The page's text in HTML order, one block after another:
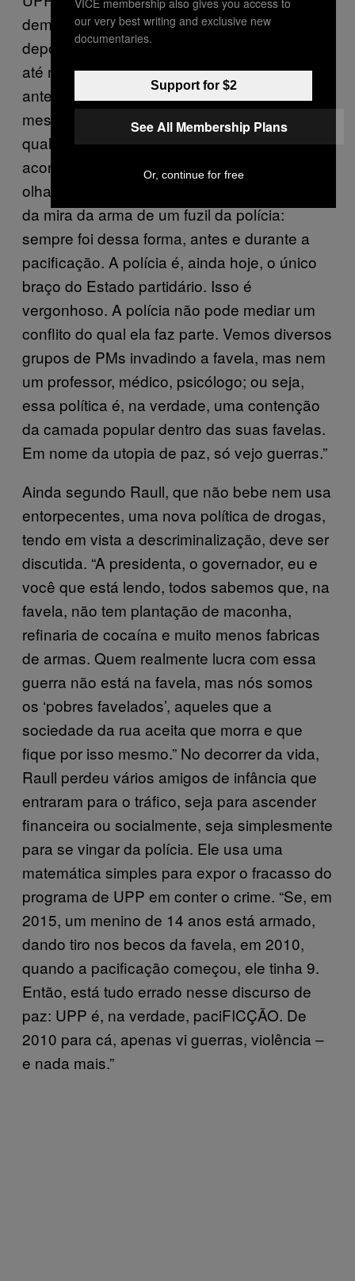
demandas dos moradores. “Cinco anos
depois, ainda vivemos violência e confrontos
até mais intensos e desregulares do que
antes, pois são duas forças ocupando o
mesmo espaço; e, quando se encontram, a
qualquer hora do dia, intensos tiroteios
acontecem. Os governos partidários sempre
olharam para o Complexo do Alemão através
da mira da arma de um fuzil da polícia:
sempre foi dessa forma, antes e durante a
pacificação. A polícia é, ainda hoje, o único
braço do Estado partidário. Isso é
vergonhoso. A polícia não pode mediar um
conflito do qual ela faz parte. Vemos diversos
grupos de PMs invadindo a favela, mas nem
um professor, médico, psicólogo; ou seja,
essa política é, na verdade, uma contenção
da camada popular dentro das suas favelas.
Em nome da utopia de paz, só vejo guerras.”
Ainda segundo Raull, que não bebe nem usa
entorpecentes, uma nova política de drogas,
tendo em vista a descriminalização, deve ser
discutida. “A presidenta, o governador, eu e
você que está lendo, todos sabemos que, na
favela, não tem plantação de maconha,
refinaria de cocaína e muito menos fabricas
de armas. Quem realmente lucra com essa
guerra não está na favela, mas nós somos
os ‘pobres favelados’, aqueles que a
sociedade da rua aceita que morra e que
fique por isso mesmo.” No decorrer da vida,
Raull perdeu vários amigos de infância que
entraram para o tráfico, seja para ascender
financeira ou socialmente, seja simplesmente
para se vingar da polícia. Ele usa uma
matemática simples para expor o fracasso do
programa de UPP em conter o crime. “Se, em
2015, um menino de 14 anos está armado,
dando tiro nos becos da favela, em 2010,
quando a pacificação começou, ele tinha 9.
Então, está tudo errado nesse discurso de
paz: UPP é, na verdade, paciFICÇÃO. De
2010 para cá, apenas vi guerras, violência –
e nada mais.”
our very best writing and exclusive new
documentaries.
Support for $2
See All Membership Plans
Or, continue for free